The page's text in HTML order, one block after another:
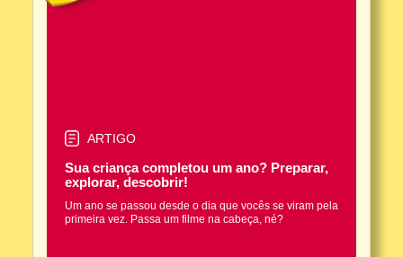
ARTIGO
Sua criança completou um ano? Preparar,
explorar, descobrir!
Um ano se passou desde o dia que vocês se viram pela
primeira vez. Passa um filme na cabeça, né?